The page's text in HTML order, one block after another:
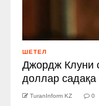
ШЕТЕЛ
Джордж Клуни
доллар садақа
TuranInform KZ 0